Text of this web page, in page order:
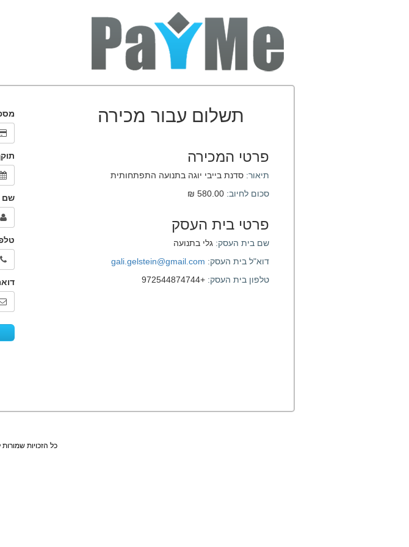
תשלום עבור מכירה
פרטי המכירה
תיאור: סדנת בייבי יוגה בתנועה התפתחותית
סכום לחיוב:
פרטי בית העסק
שם בית העסק: גלי בתנועה
דוא"ל בית העסק: gali.gelstein@gmail.com
טלפון בית העסק: +972544874744
כל הזכויות